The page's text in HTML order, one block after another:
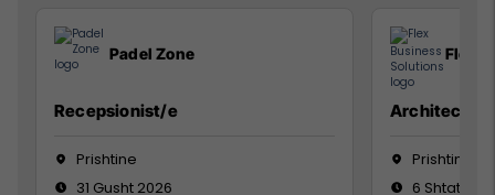
Padel Zone
Recepsionist/e
Prishtine
31 Gusht 2026
Flex
Architect
Prishtinë
6 Shtator